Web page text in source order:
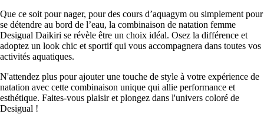
Que ce soit pour nager, pour des cours d’aquagym ou simplement pour
se détendre au bord de l’eau, la combinaison de natation femme
Desigual Daikiri se révèle être un choix idéal. Osez la différence et
adoptez un look chic et sportif qui vous accompagnera dans toutes vos
activités aquatiques.
N'attendez plus pour ajouter une touche de style à votre expérience de
natation avec cette combinaison unique qui allie performance et
esthétique. Faites-vous plaisir et plongez dans l'univers coloré de
Desigual !